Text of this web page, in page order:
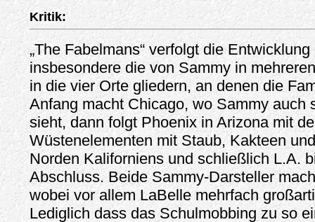
Kritik:
„The Fabelmans“ verfolgt die
insbesondere die von Sammy in
in die vier Orte gliedern, an denen die
Anfang macht Chicago, wo Sammy auch
sieht, dann folgt Phoenix in Arizona mit
Wüstenelementen mit Staub, Kakteen
Norden Kaliforniens und schließlich L.A.
Abschluss. Beide Sammy-Darsteller
wobei vor allem LaBelle mehrfach
Lediglich dass das Schulmobbing zu so